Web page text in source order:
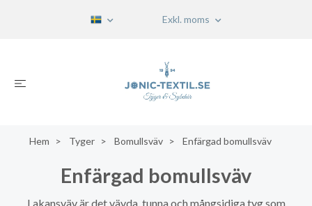
Exkl. moms
Hem Tyger Bomullsväv Enfärgad bomullsväv
Enfärgad bomullsväv
Lakansväv är det vävda, tunna och mångsidiga tyg som